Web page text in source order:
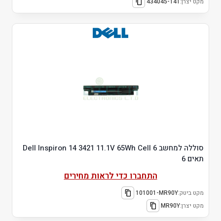
סוללה למחשב Dell Inspiron 14 3421 11.1V 65Wh Cell 6
תאים 6
התחברו כדי לראות מחירים
מקט ביטק:101001-MR90Y
מקט יצרן:MR90Y